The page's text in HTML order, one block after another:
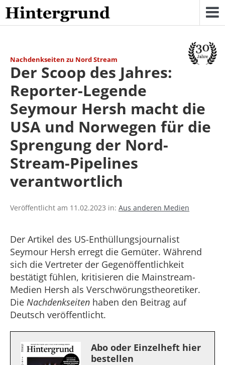
Skip
to
content
Nachdenkseiten zu Nord Stream
Der Scoop des Jahres:
Reporter-Legende
Seymour Hersh macht die
USA und Norwegen für die
Sprengung der Nord-
Stream-Pipelines
verantwortlich
Veröffentlicht am 11.02.2023 in: Aus anderen Medien
Der Artikel des US-Enthüllungsjournalist
Seymour Hersh erregt die Gemüter. Während
sich die Vertreter der Gegenöffentlichkeit
bestätigt fühlen, kritisieren die Mainstream-
Medien Hersh als Verschwörungstheoretiker.
Die Nachdenkseiten haben den Beitrag auf
Deutsch veröffentlicht.
Abo oder Einzelheft hier
bestellen